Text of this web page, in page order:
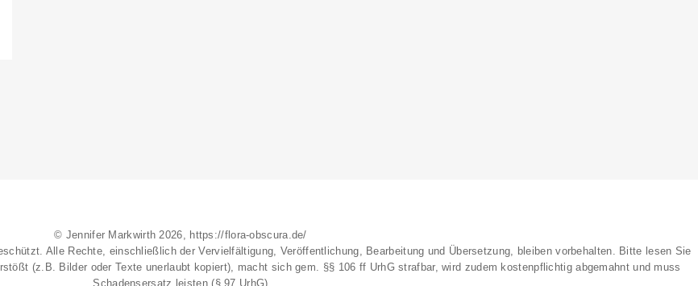
© Jennifer Markwirth 2026, https://flora-obscura.de/
Alle Rechte, einschließlich der Vervielfältigung, Veröffentlichung, Bearbeitung und Übersetzung, bleiben vorbehalten. Bitte lesen Sie
(z.B. Bilder oder Texte unerlaubt kopiert), macht sich gem. §§ 106 ff UrhG strafbar, wird zudem kostenpflichtig abgemahnt und muss
Schadensersatz leisten (§ 97 UrhG)